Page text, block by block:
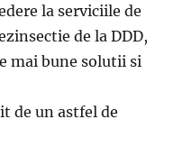
la serviciile de
de la DDD,
mai bune solutii si
de un astfel de